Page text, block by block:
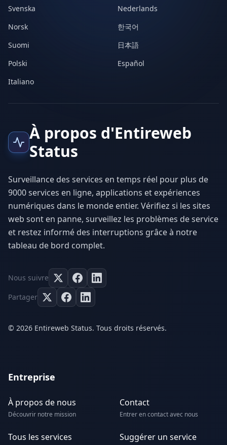
Svenska
Nederlands
Norsk
한국어
Suomi
日本語
Polski
Español
Italiano
À propos d'Entireweb
Status
Surveillance des services en temps réel pour plus de
9000 services en ligne, applications et expériences
numériques dans le monde entier. Vérifiez si les sites
web sont en panne, surveillez les problèmes de service
et restez informé des interruptions grâce à notre
tableau de bord complet.
Nous suivre
Partager
© 2026 Entireweb Status. Tous droits réservés.
Entreprise
À propos de nous
Découvrir notre mission
Contact
Entrer en contact avec nous
Tous les services Suggérer un service